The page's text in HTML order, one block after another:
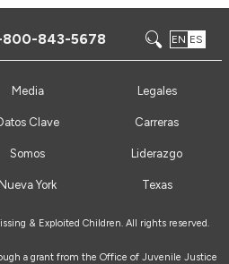
800-843-5678 EN ES
Media Legales
Clave Carreras
Somos Liderazgo
Nueva York Texas
& Exploited Children. All rights reserved.
a grant from the Office of Juvenile Justice